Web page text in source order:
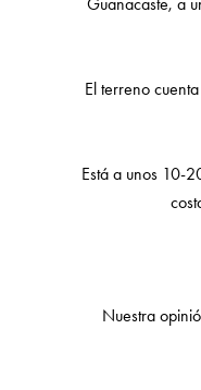
El terreno
Está a unos 10-
Nuestra